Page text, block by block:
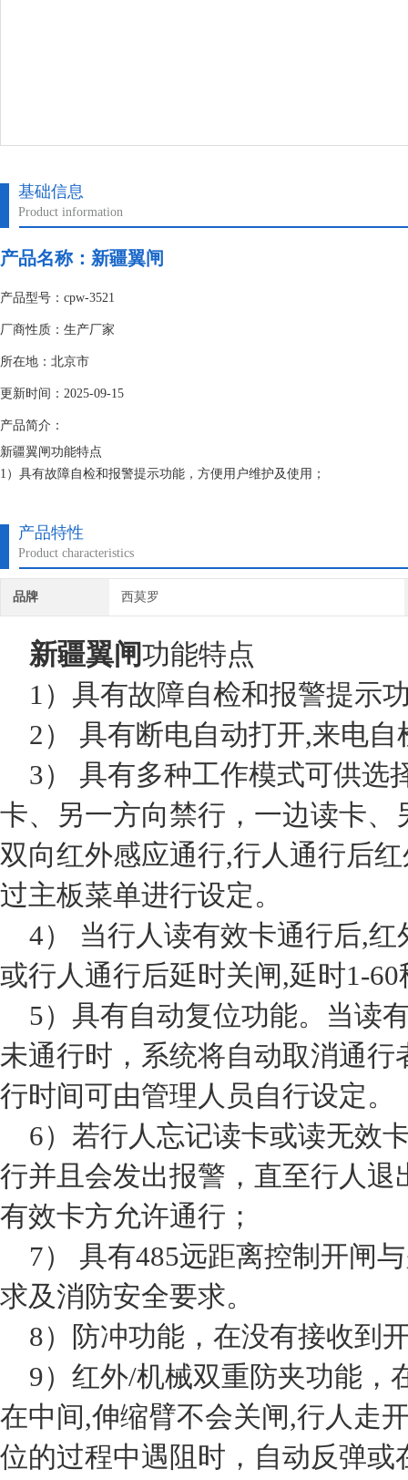
基础信息
Product information
产品名称： 新疆翼闸
产品型号：cpw-3521
厂商性质：生产厂家
所在地：北京市
更新时间：2025-09-15
产品简介：
新疆翼闸功能特点
1）具有故障自检和报警提示功能，方便用户维护及使用；
行人通行后红外感应关闸,且闸机工作模式可通过主板菜单进行设定。
4） 当行人读有效卡通行后,红外检测到行
产品特性
Product characteristics
品牌 西莫罗
新疆翼闸功能特点
1）具有故障自检和报警提示
2） 具有断电自动打开,来电自
3） 具有多种工作模式可供选
卡、另一方向禁行，一边读卡
双向红外感应通行,行人通行后
过主板菜单进行设定。
4） 当行人读有效卡通行后,红
或行人通行后延时关闸,延时1-
5）具有自动复位功能。当读
未通行时，系统将自动取消通
行时间可由管理人员自行设定。
6）若行人忘记读卡或读无效
行并且会发出报警，直至行人
有效卡方允许通行；
7） 具有485远距离控制开闸
求及消防安全要求。
8）防冲功能，在没有接收到
9）红外/机械双重防夹功能，
在中间,伸缩臂不会关闸,行人走
位的过程中遇阻时，自动反弹